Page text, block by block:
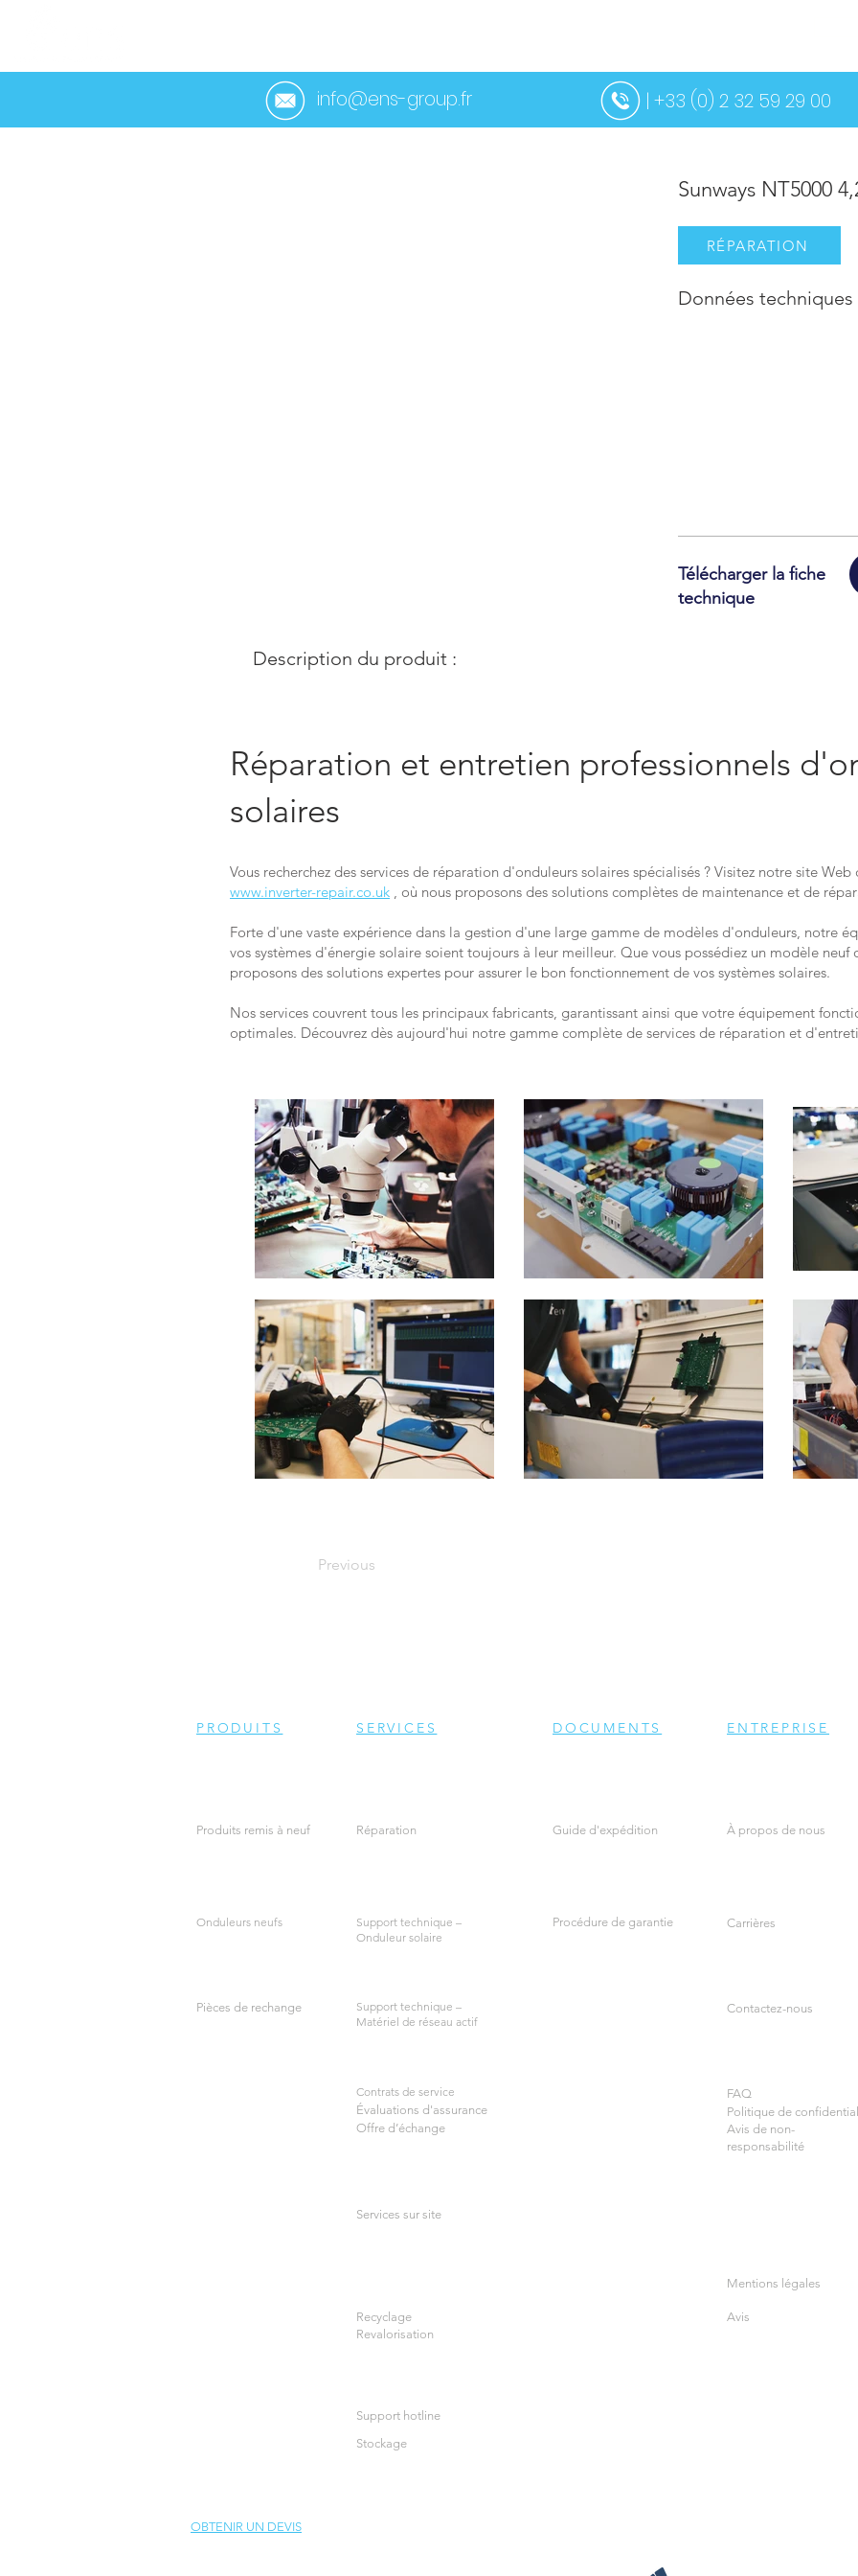
< Retour
Sunways NT5000
RÉPARATION
Données techniques
Télécharger la fiche
technique
Description du produit :
Réparation et entretien professionnels
solaires
Vous recherchez des services de réparation d'onduleurs solaires spécialisés ? Visitez notre site
www.inverter-repair.co.uk , où nous proposons des solutions complètes de maintenance et de
Forte d'une vaste expérience dans la gestion d'une large gamme de modèles d'onduleurs, notre
vos systèmes d'énergie solaire soient toujours à leur meilleur. Que vous possédiez un modèle neuf
proposons des solutions expertes pour assurer le bon fonctionnement de vos systèmes solaires.
Nos services couvrent tous les principaux fabricants, garantissant ainsi que votre équipement
optimales. Découvrez dès aujourd'hui notre gamme complète de services de réparation et
Previous
info@ens-group.fr | +33 (0) 2 32 59 29 00
PRODUITS SERVICES DOCUMENTS ENTREPRISE
Produits remis à neuf Réparation
Onduleurs neufs
Support technique –
Onduleur solaire
Pièces de rechange
Support technique –
Matériel de réseau actif
Contrats de service
Évaluations d'assurance
Offre d’échange
Services sur site
Guide d'expédition À propos de nous
Procédure de garantie Carrières
Contactez-nous
FAQ
Politique de
Avis de non-
responsabilité
Mentions légales
Recyclage
Avis
Revalorisation
Support hotline
Stockage
OBTENIR UN DEVIS